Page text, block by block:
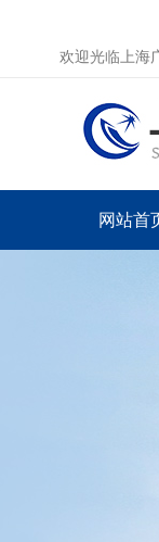
欢迎光临上海
网站首